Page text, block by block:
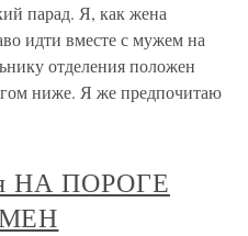
парад. Я, как жена
идти вместе с мужем на
отделения положен
ниже. Я же предпочитаю
НА ПОРОГЕ